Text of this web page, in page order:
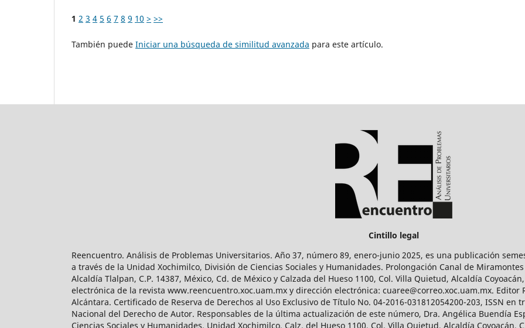
1 2 3 4 5 6 7 8 9 10 > >>
También puede Iniciar una búsqueda de similitud avanzada para este artículo.
Cintillo legal
Reencuentro. Análisis de Problemas Universitarios. Año 37, número 89, enero-junio 2025, es una publicación
a través de la Unidad Xochimilco, División de Ciencias Sociales y Humanidades. Prolongación Canal de Miramontes
Alcaldía Tlalpan, C.P. 14387, México, Cd. de México y Calzada del Hueso 1100, Col. Villa Quietud, Alcaldía
electrónica de la revista www.reencuentro.xoc.uam.mx y dirección electrónica: cuaree@correo.xoc.uam.mx. Editor
Alcántara. Certificado de Reserva de Derechos al Uso Exclusivo de Título No. 04-2016-031812054200-203, ISSN
Nacional del Derecho de Autor. Responsables de la última actualización de este número, Dra. Angélica Buendía
Ciencias Sociales y Humanidades, Unidad Xochimilco, Calz. del Hueso 1100, Col. Villa Quietud, Alcaldía Coyoacán,